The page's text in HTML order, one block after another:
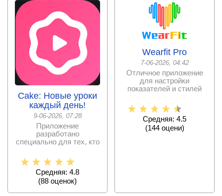
Cake: Новые уроки
каждый день!
9-06-2026, 07:28
Приложение
разработано
специально для тех, кто
навыки владения
Средняя: 4.8
(88 оценок)
Wearfit Pro
7-06-2026, 04:42
Отличное приложение
для настройки
показателей и стилей
гарнитуры
Средняя: 4.5
(144оцени)